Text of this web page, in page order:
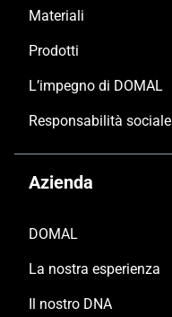
Materiali
Prodotti
L’impegno di DOMAL
Responsabilità sociale
Azienda
DOMAL
La nostra esperienza
Il nostro DNA